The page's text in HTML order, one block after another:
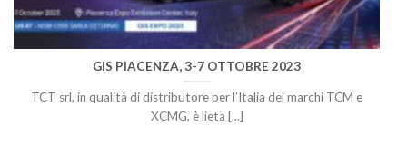
GIS PIACENZA, 3-7 OTTOBRE 2023
TCT srl, in qualità di distributore per l’Italia dei marchi TCM e
XCMG, è lieta [...]